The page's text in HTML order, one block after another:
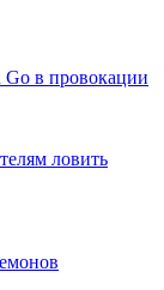
Go в провокации
ловить